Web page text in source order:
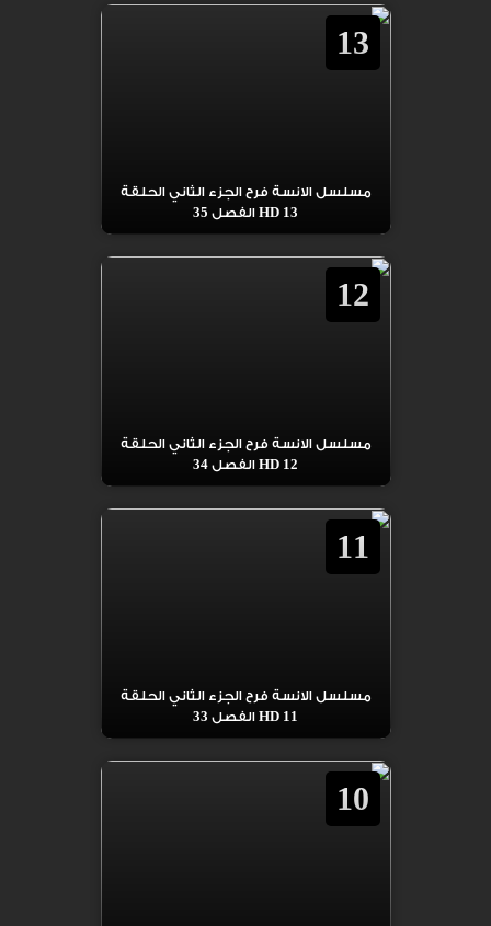
13
مسلسل الانسة فرح الجزء الثاني الحلقة
13 HD الفصل 35
12
مسلسل الانسة فرح الجزء الثاني الحلقة
12 HD الفصل 34
11
مسلسل الانسة فرح الجزء الثاني الحلقة
11 HD الفصل 33
10